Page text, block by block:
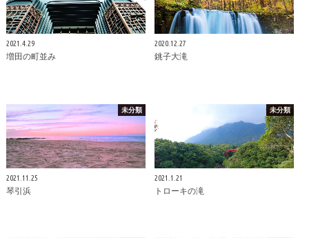
2021.4.29
増田の町並み
2020.12.27
銚子大滝
未分類
2021.11.25
琴引浜
未分類
2021.1.21
トローキの滝